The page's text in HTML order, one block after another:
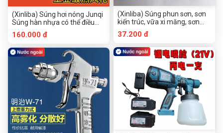
(Xinliba) Súng hơi nóng Junqi
Súng hàn nhựa có thể điều
chỉnh nhiệt độ, súng hơi nóng
chống bỏng, súng nướng
màng co, súng nướng phim ô
tô, máy sấy tóc điện chuyên
dụng công nghiệp
160.000 đ
(Xinliba) Súng phun sơn, sơn
kiến trúc, vữa xi măng, sơn
tường ngoại thất, nhựa đồng,
sơn latex, súng phun bùn tảo
cát, máy phun tường ngoại
thất, súng phun sơn nồi, băng
đồng không điều chỉnh, đồng
không điều chỉnh
37.200 đ